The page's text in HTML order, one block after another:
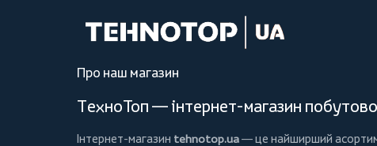
Про наш магазин
ТехноТоп — інтернет-магазин
Інтернет-магазин tehnotop.ua— це найширший